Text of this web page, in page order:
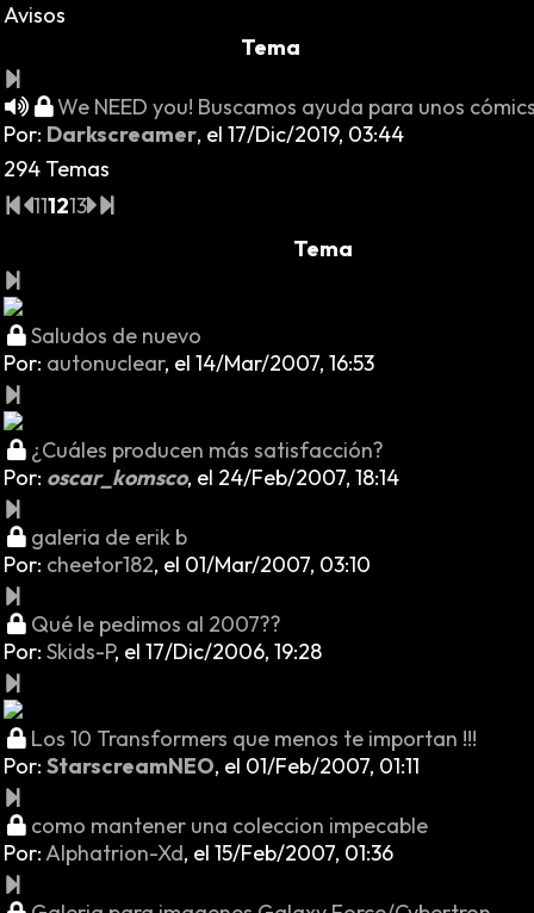
Avisos
Tema
We NEED you! Buscamos ayuda para unos
Por: Darkscreamer, el 17/Dic/2019, 03:44
294 Temas
111213
Tema
Saludos de nuevo
Por: autonuclear, el 14/Mar/2007, 16:53
¿Cuáles producen más satisfacción?
Por: oscar_komsco, el 24/Feb/2007, 18:14
galeria de erik b
Por: cheetor182, el 01/Mar/2007, 03:10
Qué le pedimos al 2007??
Por: Skids-P, el 17/Dic/2006, 19:28
Los 10 Transformers que menos te importan !!!
Por: StarscreamNEO, el 01/Feb/2007, 01:11
como mantener una coleccion impecable
Por:Alphatrion-Xd, el 15/Feb/2007, 01:36